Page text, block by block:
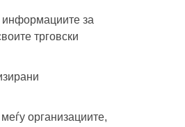
информациите за
трговски
организациите,